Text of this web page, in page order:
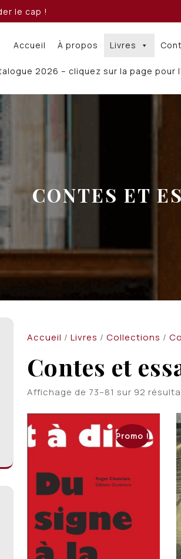
le cap !
Accueil À propos Livres
2026 – cliquez sur la page pour
CONTES ET
Accueil / Livres / Collections /
Contes et
Affichage de 73–81 sur 92
Promo !